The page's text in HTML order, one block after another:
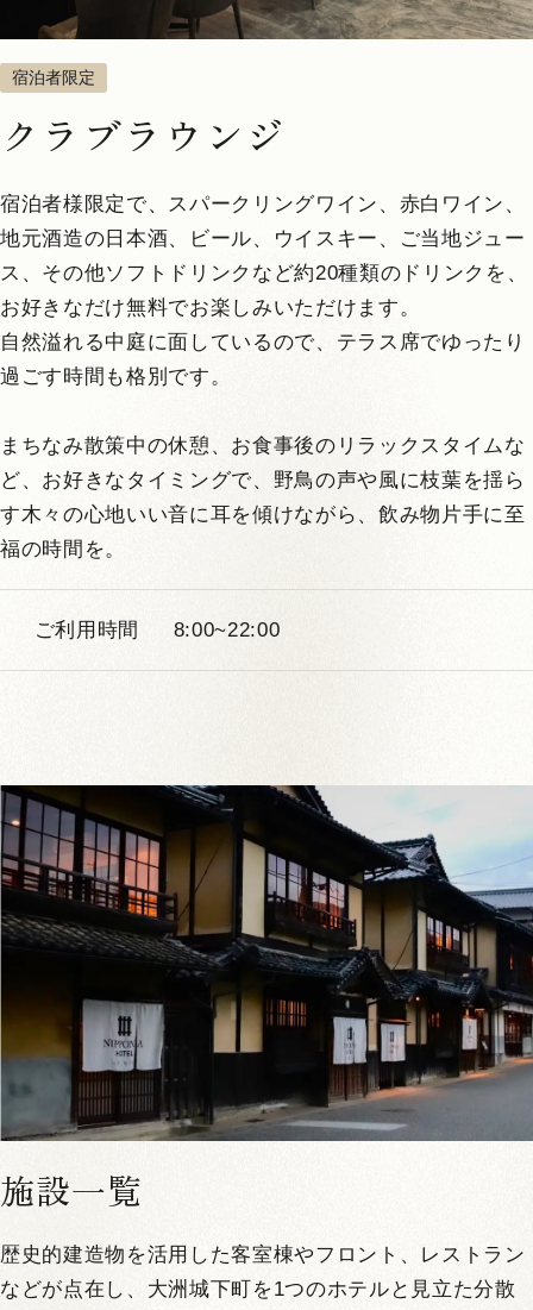
MUNE 503 定員：3名まで
VMGグランド 中庭が見える メゾネット 檜風呂 江戸
詳しく見る 空室確認・ご予約
1 4
MUNE 504定員： 2名まで
メゾネット
一人旅におすすめ
檜風呂
お部屋お任せ 江戸
詳しく見る 空室確認・ご予約
宿泊者限定
クラブラウンジ
宿泊者様限定で、スパークリングワイン、赤白ワイン、
地元酒造の日本酒、ビール、ウイスキー、ご当地ジュー
ス、その他ソフトドリンクなど約20種類のドリンクを、
お好きなだけ無料でお楽しみいただけます。
自然溢れる中庭に面しているので、テラス席でゆったり
過ごす時間も格別です。
まちなみ散策中の休憩、お食事後のリラックスタイムな
ど、お好きなタイミングで、野鳥の声や風に枝葉を揺ら
す木々の心地いい音に耳を傾けながら、飲み物片手に至
福の時間を。
ご利用時間 8:00~22:00
施設一覧
歴史的建造物を活用した客室棟やフロント、レストラン
などが点在し、大洲城下町を1つのホテルと見立た分散